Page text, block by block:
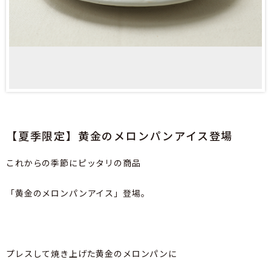
【夏季限定】黄金のメロンパンアイス登場
これからの季節にピッタリの商品
「黄金のメロンパンアイス」登場。
プレスして焼き上げた黄金のメロンパンに